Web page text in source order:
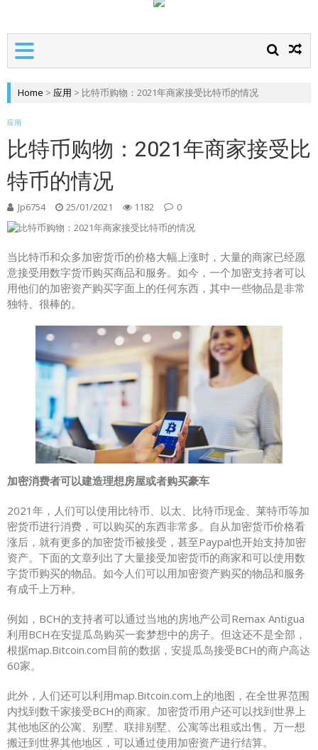
Home > 应用 > 比特币购物：2021年商家接受比特币的情况
应用
比特币购物：2021年商家接受比
特币的情况
Jp6754 25/01/2021 1182 0
当比特币和众多加密货币的价格大幅上涨时，大量的商家已经愿
意接受用数字货币购买商品和服务。如今，一个加密支持者可以
用他们的加密资产购买字面上的任何东西，其中一些物品是非常
独特、很棒的。
加密消费者可以建造理想房屋或者购买豪车
2021年，人们可以使用比特币、以太、比特币现金、莱特币等加
密货币进行消费，可以购买的东西非常多。自从加密货币价格看
涨后，就有更多的加密货币被接受，甚至Paypal也开始支持加密
资产。下面的文章列出了大量接受加密货币的商家和可以使用数
字货币购买的物品。如今人们可以用加密资产购买的物品和服务
有成千上万种。
例如，BCH的支持者可以通过当地的房地产公司Remax Antigua
利用BCH在安提瓜岛购买一套梦想中的房子。但这还不是全部，
根据map.Bitcoin.com目前的数据，安提瓜岛接受BCH的商户高达
60家。
此外，人们还可以利用map.Bitcoin.com上的地图，在全世界范围
内找到数千家接受BCH的商家。加密货币用户还可以找到世界上
其他地区的公寓、别墅、联排别墅、公寓等出租或出售。万一想
搬迁到世界其他地区，可以通过使用加密资产进行结算。